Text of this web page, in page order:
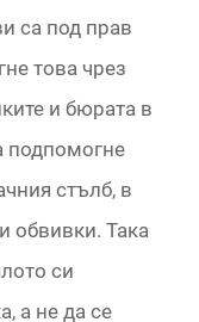
са под прав
това чрез
и бюрата в
подпомогне
стълб, в
обвивки. Така
си
а не да се